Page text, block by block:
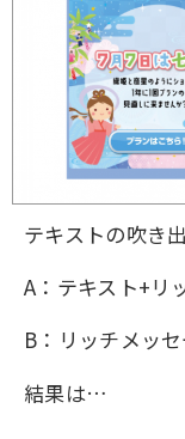
テキストの吹き
A：テキスト+リ
B：リッチメッ
結果は…